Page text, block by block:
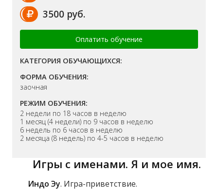
3500 руб.
Оплатить обучение
КАТЕГОРИЯ ОБУЧАЮЩИХСЯ:
ФОРМА ОБУЧЕНИЯ:
заочная
РЕЖИМ ОБУЧЕНИЯ:
2 недели по 18 часов в неделю
1 месяц (4 недели) по 9 часов в неделю
6 недель по 6 часов в неделю
2 месяца (8 недель) по 4-5 часов в неделю
Игры с именами. Я и мое имя.
Индо Эу. Игра-приветствие.